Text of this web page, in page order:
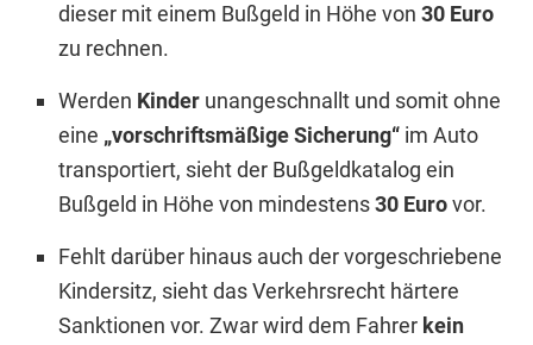
dieser mit einem Bußgeld in Höhe von 30 Euro
zu rechnen.
Werden Kinderunangeschnallt und somit ohne
eine „vorschriftsmäßige Sicherung“im Auto
transportiert, sieht der Bußgeldkatalog ein
Bußgeld in Höhe von mindestens30 Eurovor.
Fehlt darüber hinaus auch der vorgeschriebene
Kindersitz, sieht das Verkehrsrecht härtere
Sanktionen vor. Zwar wird dem Fahrer kein